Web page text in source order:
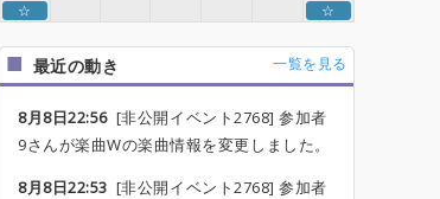
☆ ☆
最近の動き 一覧を見る
8月8日22:56[非公開イベント2768] 参加者
9さんが楽曲Wの楽曲情報を変更しました。
8月8日22:53 [非公開イベント2768] 参加者